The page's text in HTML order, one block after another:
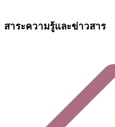
สาระความรู้และข่าวสาร